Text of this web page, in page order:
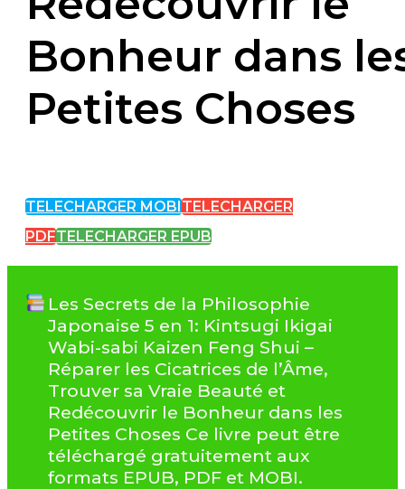
Bonheur dans
Petites Choses
TELECHARGER MOBI TELECHARGER
PDFTELECHARGER EPUB
Les Secrets de la Philosophie
Japonaise 5 en 1: Kintsugi Ikigai
Wabi-sabi Kaizen Feng Shui –
Réparer les Cicatrices de l’Âme,
Trouver sa Vraie Beauté et
Redécouvrir le Bonheur dans les
Petites Choses Ce livre peut être
téléchargé gratuitement aux
formats EPUB, PDF et MOBI.